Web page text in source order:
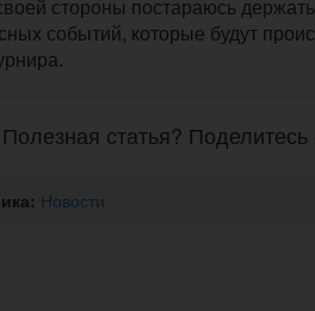
стороны постараюсь
событий, которые будут
Полезная статья?
Новости